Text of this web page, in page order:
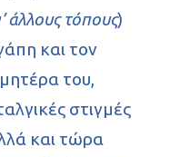
άλλους τόπους)
και τον
του,
στιγμές
και τώρα